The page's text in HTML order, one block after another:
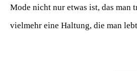
Mode nicht nur etwas ist, das man
vielmehr eine Haltung, die man